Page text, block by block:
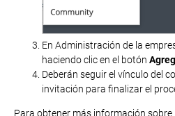
En Administración de la
haciendo clic en el botón
Deberán seguir el vínculo del
invitación para finalizar el
Para obtener más información sobre